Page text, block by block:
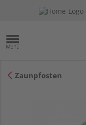
Zaunpfosten